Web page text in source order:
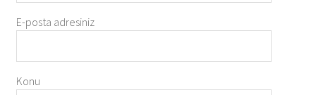
E-posta adresiniz
Konu